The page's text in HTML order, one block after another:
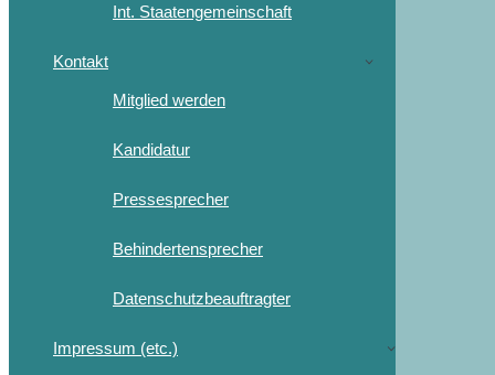
Int. Staatengemeinschaft
Kontakt
Mitglied werden
Kandidatur
Pressesprecher
Behindertensprecher
Datenschutzbeauftragter
Impressum (etc.)